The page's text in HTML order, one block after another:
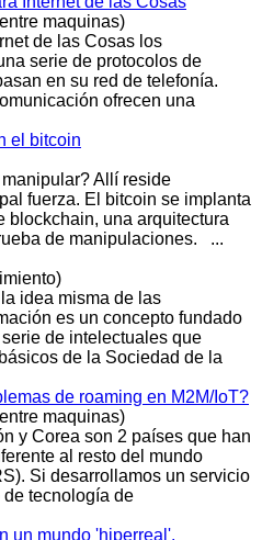
maquinas)
de las Cosas los
serie de protocolos de
en su red de telefonía.
ofrecen una
el bitcoin
Allí reside
fuerza. El bitcoin se implanta
blockchain, una arquitectura
de manipulaciones. ...
idea misma de las
es un concepto fundado
de intelectuales que
de la Sociedad de la
de roaming en M2M/IoT?
maquinas)
y Corea son 2 países que han
al resto del mundo
Si desarrollamos un servicio
de tecnología de
un mundo 'hiperreal'.